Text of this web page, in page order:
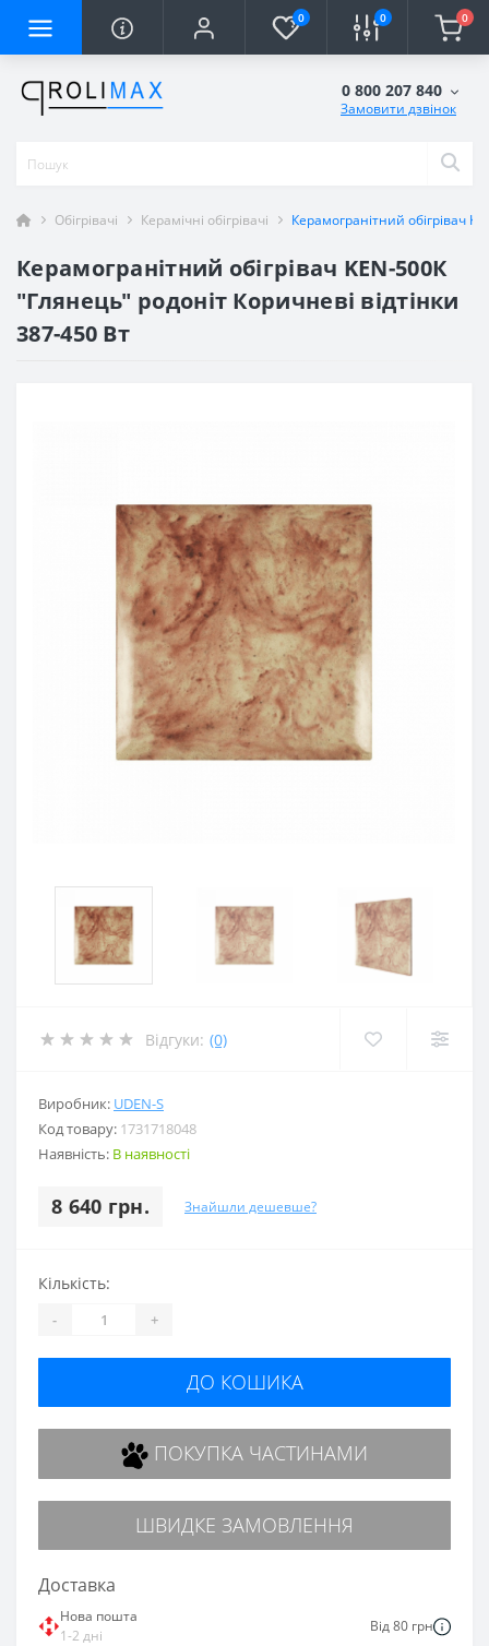
0 0 0
0 800 207 840
Замовити дзвінок
Обігрівачі Керамічні обігрівачі Керамогранітний обігрівач
Керамогранітний обігрівач KEN-500К
"Глянець" родоніт Коричневі відтінки
387-450 Вт
Відгуки: (0)
Виробник: UDEN-S
Код товару: 1731718048
Наявність: В наявності
8 640 грн. Знайшли дешевше?
Кількість:
- +
ДО КОШИКА
ПОКУПКА ЧАСТИНАМИ
ШВИДКЕ ЗАМОВЛЕННЯ
Доставка
Нова пошта
1-2 дні
Від 80 грн